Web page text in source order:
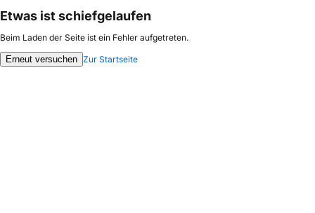
Etwas ist schiefgelaufen
Beim Laden der Seite ist ein Fehler aufgetreten.
Erneut versuchen Zur Startseite